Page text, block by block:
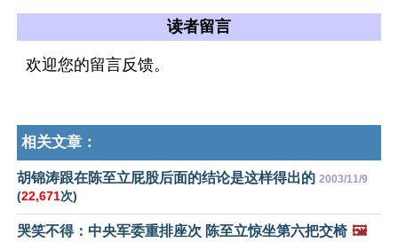
读者留言
欢迎您的留言反馈。
相关文章：
胡锦涛跟在陈至立屁股后面的结论是这样得出的 2003/11/9
(22,671次)
哭笑不得：中央军委重排座次 陈至立惊坐第六把交椅 🖼️